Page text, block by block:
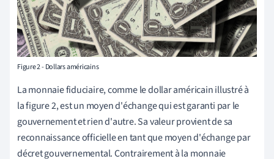
Figure 2 - Dollars américains
La monnaie fiduciaire, comme le dollar américain illustré à
la figure 2, est un moyen d'échange qui est garanti par le
gouvernement et rien d'autre. Sa valeur provient de sa
reconnaissance officielle en tant que moyen d'échange par
décret gouvernemental. Contrairement à la monnaie